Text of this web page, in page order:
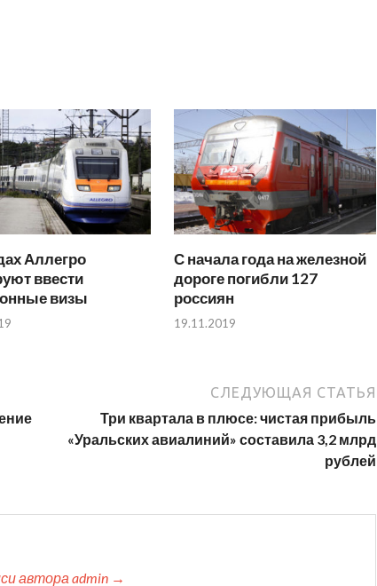
Аллегро
ввести
визы
С начала года на железной
дороге погибли 127
россиян
19.11.2019
СЛЕДУЮЩАЯ СТАТЬЯ
Три квартала в плюсе: чистая прибыль
«Уральских авиалиний» составила 3,2 млрд
рублей
автора admin →